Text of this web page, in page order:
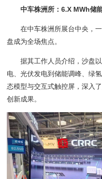
中车株洲所：6.X MWh储能
在中车株洲所展台中央，一
盘成为全场焦点。
据其工作人员介绍，沙盘以
电、光伏发电到储能调峰、绿
态模型与交互式触控屏，深入
创新成果。